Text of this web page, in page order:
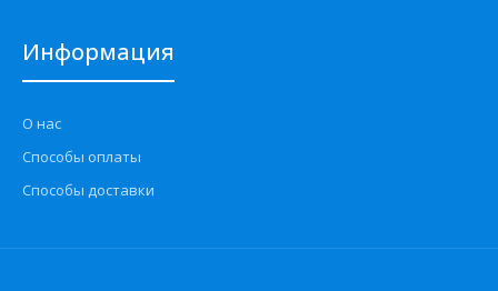
Информация
О нас
Способы оплаты
Способы доставки